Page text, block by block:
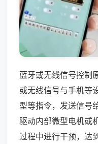
蓝牙或无线信号控制
或无线信号与手机等
型等指令，发送信号
驱动内部微型电机或
过程中进行干预，达